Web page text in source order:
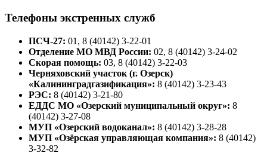
Телефоны экстренных служб
ПСЧ-27: 01, 8 (40142) 3-22-01
Отделение МО МВД России: 02, 8 (40142) 3-24-02
Скорая помощь: 03, 8 (40142) 3-22-03
Черняховский участок (г. Озерск)
«Калининградгазификация»: 8 (40142) 3-23-43
РЭС: 8 (40142) 3-21-80
ЕДДС МО «Озерский муниципальный округ»: 8
(40142) 3-27-08
МУП «Озерский водоканал»: 8 (40142) 3-28-28
МУП «Озёрская управляющая компания»: 8 (40142)
3-32-82